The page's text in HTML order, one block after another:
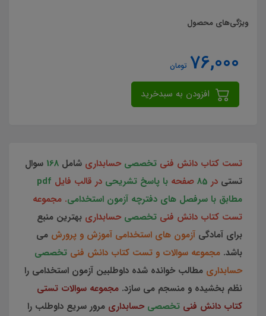
ویژگی‌های محصول
76,000 تومان
تست کتاب دانش فنی تخصصی حسابداری شامل 168 سوال
تستی در 85 صفحه با پاسخ تشریحی در قالب فایل pdf
مطابق با سرفصل های دفترچه آزمون استخدامی. مجموعه
تست کتاب دانش فنی تخصصی حسابداری بهترین منبع
برای آمادگی آزمون های استخدامی آموزش و پرورش می
باشد. مجموعه سوالات و تست کتاب دانش فنی تخصصی
حسابداری مطالب خوانده شده داوطلبین آزمون استخدامی را
نظم بخشیده و منسجم می سازد. مجموعه سوالات تستی
کتاب دانش فنی تخصصی حسابداری مرور سریع داوطلب را